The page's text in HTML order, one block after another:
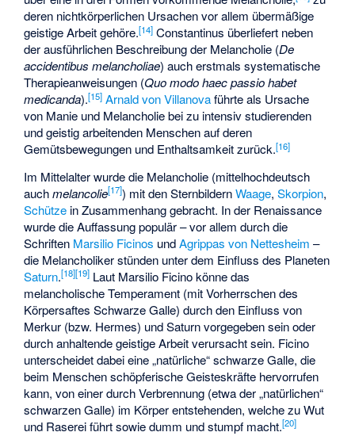
deren nichtkörperlichen Ursachen vor allem übermäßige
geistige Arbeit gehöre.[14] Constantinus überliefert neben
der ausführlichen Beschreibung der Melancholie (De
accidentibus melancholiae) auch erstmals systematische
Therapieanweisungen (Quo modo haec passio habet
medicanda).[15] Arnald von Villanovaführte als Ursache
von Manie und Melancholie bei zu intensiv studierenden
und geistig arbeitenden Menschen auf deren
Gemütsbewegungen und Enthaltsamkeit zurück.[16]
Im Mittelalter wurde die Melancholie (mittelhochdeutsch
auchmelancolie[17]) mit den SternbildernWaage,Skorpion,
Schütze in Zusammenhang gebracht. In der Renaissance
wurde die Auffassung populär – vor allem durch die
Schriften Marsilio Ficinos undAgrippas von Nettesheim –
die Melancholiker stünden unter dem Einfluss des Planeten
Saturn.[18][19] Laut Marsilio Ficino könne das
melancholische Temperament (mit Vorherrschen des
Körpersaftes Schwarze Galle) durch den Einfluss von
Merkur (bzw. Hermes) und Saturn vorgegeben sein oder
durch anhaltende geistige Arbeit verursacht sein. Ficino
unterscheidet dabei eine „natürliche“ schwarze Galle, die
beim Menschen schöpferische Geisteskräfte hervorrufen
kann, von einer durch Verbrennung (etwa der „natürlichen“
schwarzen Galle) im Körper entstehenden, welche zu Wut
und Raserei führt sowie dumm und stumpf macht.[20]